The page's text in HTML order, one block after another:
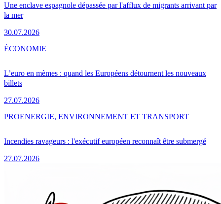
Une enclave espagnole dépassée par l'afflux de migrants arrivant par
la mer
30.07.2026
L’euro en mèmes : quand les Européens détournent les nouveaux
billets
27.07.2026
ÉCONOMIE
Incendies ravageurs : l'exécutif européen reconnaît être submergé
27.07.2026
PROENERGIE, ENVIRONNEMENT ET TRANSPORT